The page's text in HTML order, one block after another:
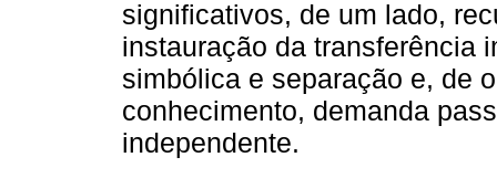
significativos, de um lado,
instauração da transferência
simbólica e separação e, de
conhecimento, demanda
independente.